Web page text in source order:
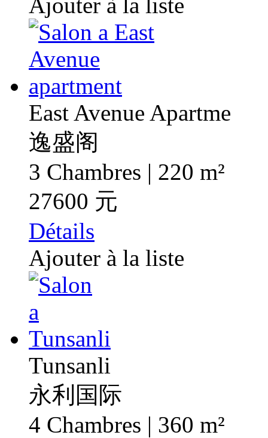
East Avenue Apartme
逸盛阁
3 Chambres | 220 m²
27600 元
Détails
Ajouter à la liste
Tunsanli
永利国际
4 Chambres | 360 m²